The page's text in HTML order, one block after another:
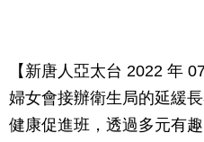
【新唐人亞太台 2022 年
婦女會接辦衛生局的延緩
健康促進班，透過多元有